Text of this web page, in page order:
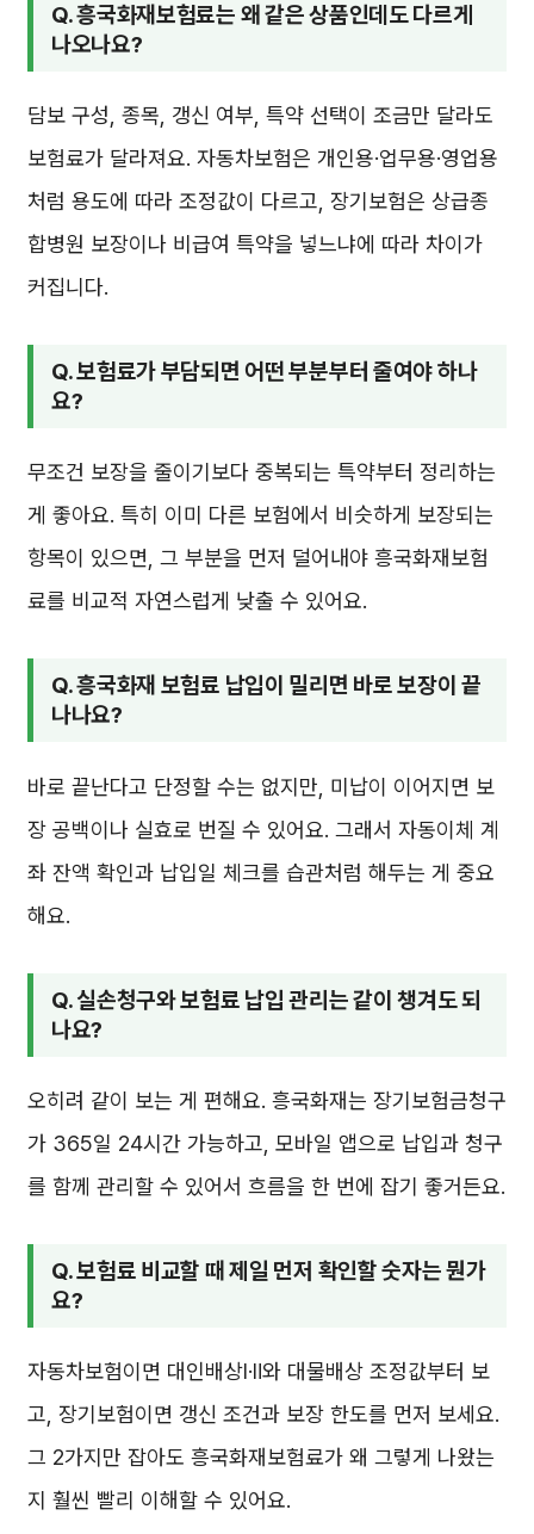
Q. 흥국화재보험료는 왜 같은 상품인데도 다르게
나오나요?
담보 구성, 종목, 갱신 여부, 특약 선택이 조금만 달라도
보험료가 달라져요. 자동차보험은 개인용·업무용·영업용
처럼 용도에 따라 조정값이 다르고, 장기보험은 상급종
합병원 보장이나 비급여 특약을 넣느냐에 따라 차이가
커집니다.
Q. 보험료가 부담되면 어떤 부분부터 줄여야 하나
요?
무조건 보장을 줄이기보다 중복되는 특약부터 정리하는
게 좋아요. 특히 이미 다른 보험에서 비슷하게 보장되는
항목이 있으면, 그 부분을 먼저 덜어내야 흥국화재보험
료를 비교적 자연스럽게 낮출 수 있어요.
Q. 흥국화재 보험료 납입이 밀리면 바로 보장이 끝
나나요?
바로 끝난다고 단정할 수는 없지만, 미납이 이어지면 보
장 공백이나 실효로 번질 수 있어요. 그래서 자동이체 계
좌 잔액 확인과 납입일 체크를 습관처럼 해두는 게 중요
해요.
Q. 실손청구와 보험료 납입 관리는 같이 챙겨도 되
나요?
오히려 같이 보는 게 편해요. 흥국화재는 장기보험금청구
가 365일 24시간 가능하고, 모바일 앱으로 납입과 청구
를 함께 관리할 수 있어서 흐름을 한 번에 잡기 좋거든요.
Q. 보험료 비교할 때 제일 먼저 확인할 숫자는 뭔가
요?
자동차보험이면 대인배상Ⅰ·Ⅱ와 대물배상 조정값부터 보
고, 장기보험이면 갱신 조건과 보장 한도를 먼저 보세요.
그 2가지만 잡아도 흥국화재보험료가 왜 그렇게 나왔는
지 훨씬 빨리 이해할 수 있어요.